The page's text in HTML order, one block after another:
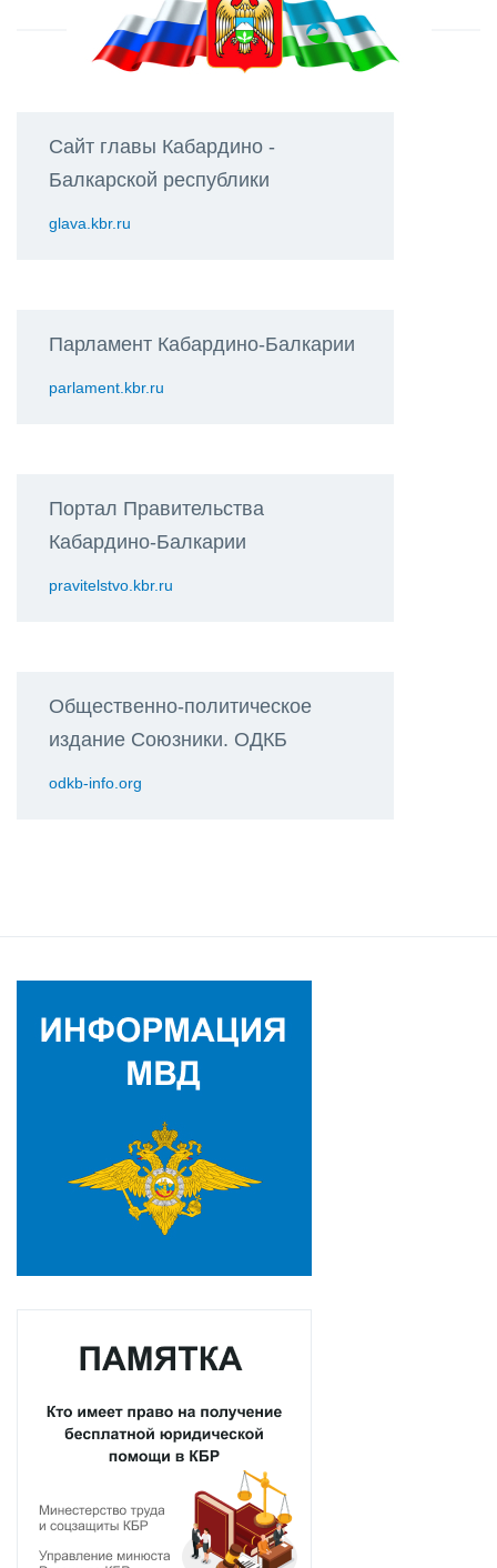
Сайт главы Кабардино -
Балкарской республики
glava.kbr.ru
Парламент Кабардино-Балкарии
parlament.kbr.ru
Портал Правительства
Кабардино-Балкарии
pravitelstvo.kbr.ru
Общественно-политическое
издание Союзники. ОДКБ
odkb-info.org